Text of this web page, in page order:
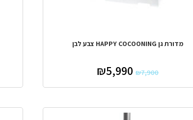
מדורת גן HAPPY COCOONING צבע לבן
₪7,900
₪5,990